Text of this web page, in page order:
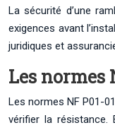
La sécurité d’une
exigences avant
juridiques et
Les normes
Les normes NF P01-
vérifier la résistance.